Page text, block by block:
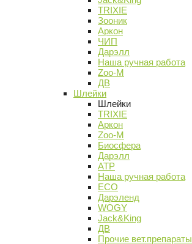
TRIXIE
Зооник
Аркон
ЧИП
Дарэлл
Наша ручная работа
Zoo-M
ДВ
Шлейки
Шлейки
TRIXIE
Аркон
Zoo-M
Биосфера
Дарэлл
АТР
Наша ручная работа
ECO
Дарэленд
WOGY
Jack&King
ДВ
Прочие вет.препараты